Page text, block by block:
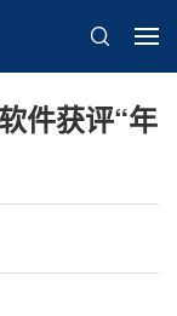
件获评“年